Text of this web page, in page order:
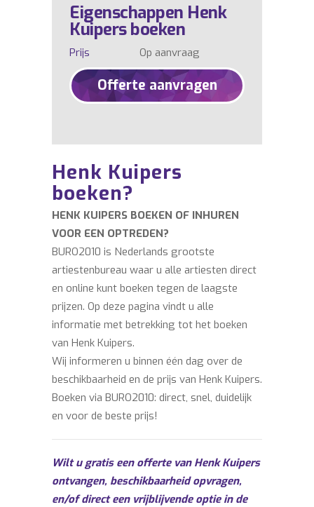
Eigenschappen Henk
Kuipers boeken
Prijs Op aanvraag
Offerte aanvragen
Henk Kuipers
boeken?
HENK KUIPERS BOEKEN OF INHUREN
VOOR EEN OPTREDEN?
BURO2010 is Nederlands grootste
artiestenbureau waar u alle artiesten direct
en online kunt boeken tegen de laagste
prijzen. Op deze pagina vindt u alle
informatie met betrekking tot het boeken
van Henk Kuipers.
Wij informeren u binnen één dag over de
beschikbaarheid en de prijs van Henk Kuipers.
Boeken via BURO2010: direct, snel, duidelijk
en voor de beste prijs!
Wilt u gratis een offerte van Henk Kuipers
ontvangen, beschikbaarheid opvragen,
en/of direct een vrijblijvende optie in de